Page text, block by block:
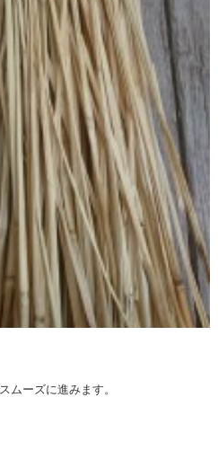
ムーズに進みます。